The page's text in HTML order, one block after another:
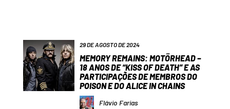
29 DE AGOSTO DE 2024
MEMORY REMAINS: MOTÖRHEAD –
18 ANOS DE “KISS OF DEATH” E AS
PARTICIPAÇÕES DE MEMBROS DO
POISON E DO ALICE IN CHAINS
Flávio Farias